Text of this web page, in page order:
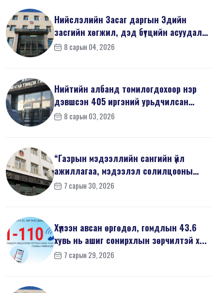
Нийслэлийн Засаг даргын Эдийн
засгийн хөгжил, дэд бүтцийн асуудал
хари...
8 сарын 04, 2026
Нийтийн албанд томилогдохоор нэр
дэвшсэн 405 иргэний урьдчилсан
мэдүүл...
8 сарын 03, 2026
“Газрын мэдээллийн сангийн үйл
ажиллагаа, мэдээлэл солилцооны
журам”-...
7 сарын 30, 2026
Хүлээн авсан өргөдөл, гомдлын 43.6
хувь нь ашиг сонирхлын зөрчилтэй х...
7 сарын 29, 2026